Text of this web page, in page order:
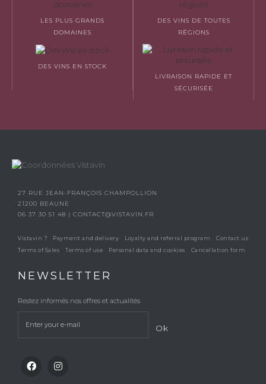
LES PLUS GRANDS
DOMAINES
DES VINS DE TOUTES
RÉGIONS
DES VINS EN STOCK
LIVRAISON RAPIDE ET
SÉCURISÉE
27 RUE JEAN-FRANÇOIS CHAMPOLLION
21200 BEAUNE
06 37 30 51 48 | CONTACT@VISTAVIN.FR
Vistavin ? Payment and delivery Loyalty and referral program
Contact us
Terms of Sales
Terms of use Personal data and cookies Cancellation form
NEWSLETTER
Restez informés nos offres et actualités
Ok